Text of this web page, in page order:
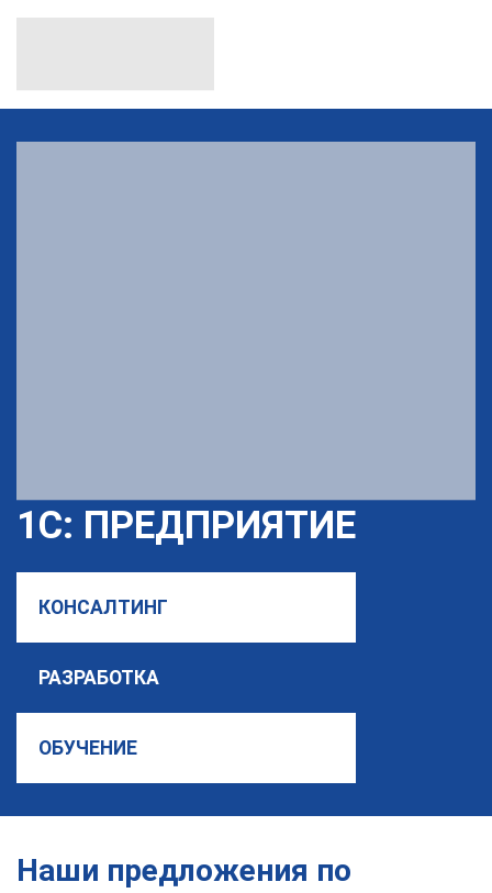
1С: ПРЕДПРИЯТИЕ
КОНСАЛТИНГ
РАЗРАБОТКА
ОБУЧЕНИЕ
Наши предложения по